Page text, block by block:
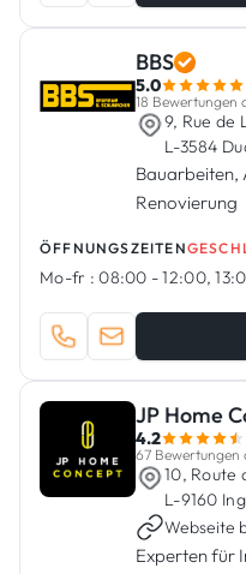
BBS
5.0
18 Bewertungen
9, Rue de
L-3584
Bauarbeiten,
Renovierung
ÖFFNUNGSZEITEN
Mo-fr : 08:00 - 12:00,
JP Home
4.2
67 Bewertungen
10, Route
L-9160
Webseite
Experten für